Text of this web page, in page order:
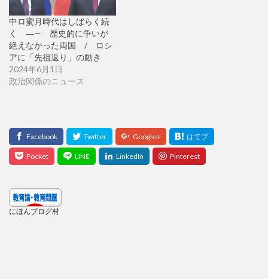
中ロ蜜月時代はしばらく続
く ―— 歴史的に争いが
絶えなかった両国 / ロシ
アに「先祖返り」の動き
2024年6月1日
政治関係のニュース
にほんブログ村